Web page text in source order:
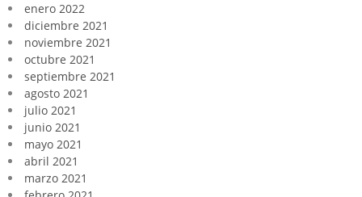
enero 2022
diciembre 2021
noviembre 2021
octubre 2021
septiembre 2021
agosto 2021
julio 2021
junio 2021
mayo 2021
abril 2021
marzo 2021